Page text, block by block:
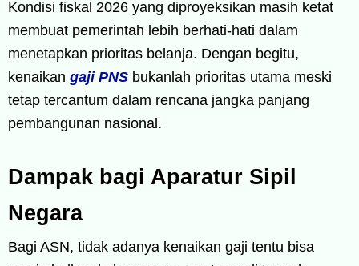
Kondisi fiskal 2026 yang diproyeksikan masih ketat
membuat pemerintah lebih berhati-hati dalam
menetapkan prioritas belanja. Dengan begitu,
kenaikan gaji PNS bukanlah prioritas utama meski
tetap tercantum dalam rencana jangka panjang
pembangunan nasional.
Dampak bagi Aparatur Sipil
Negara
Bagi ASN, tidak adanya kenaikan gaji tentu bisa